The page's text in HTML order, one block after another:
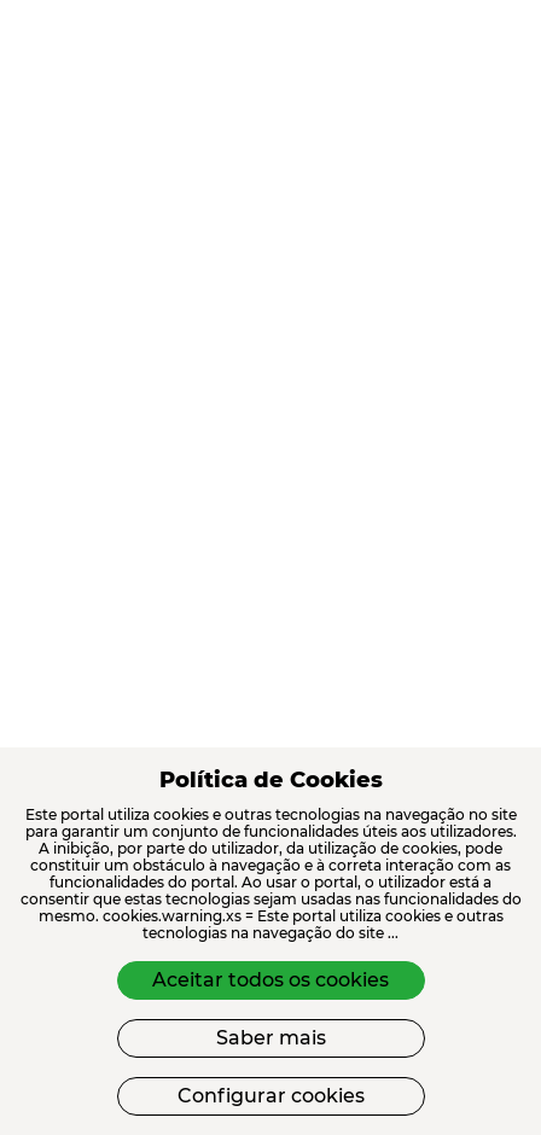
Política de Cookies
Este portal utiliza cookies e outras tecnologias na navegação no site
para garantir um conjunto de funcionalidades úteis aos utilizadores.
A inibição, por parte do utilizador, da utilização de cookies, pode
constituir um obstáculo à navegação e à correta interação com as
funcionalidades do portal. Ao usar o portal, o utilizador está a
consentir que estas tecnologias sejam usadas nas funcionalidades do
mesmo. cookies.warning.xs = Este portal utiliza cookies e outras
tecnologias na navegação do site ...
Aceitar todos os cookies
Saber mais
Configurar cookies